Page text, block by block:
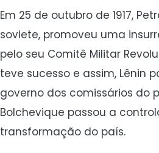
Em 25 de outubro de 1917,
soviete, promoveu uma
pelo seu Comitê Militar
teve sucesso e assim, Lênin
governo dos comissários do
Bolchevique passou a
transformação do país.